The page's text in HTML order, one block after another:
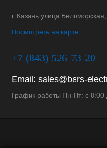
г. Казань улица
Посмотреть на карте
+7 (843) 526-73-20
Email: sales@bars-
График работы Пн-Пт: с